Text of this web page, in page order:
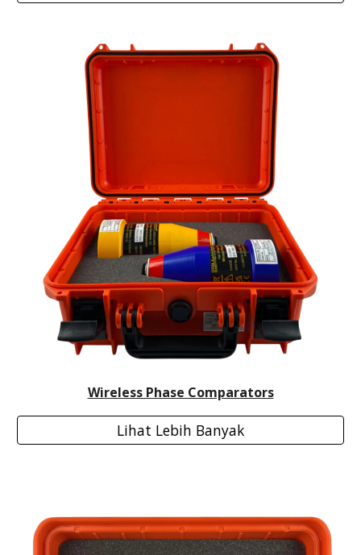
Wireless Phase Comparators
Lihat Lebih Banyak